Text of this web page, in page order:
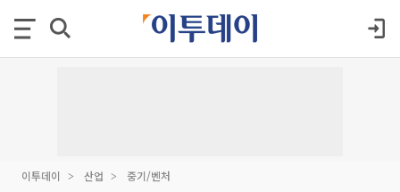
이투데이 산업 중기/벤처